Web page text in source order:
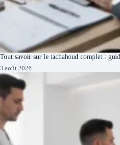
Tout savoir sur le tachahoud complet :
3 août 2026